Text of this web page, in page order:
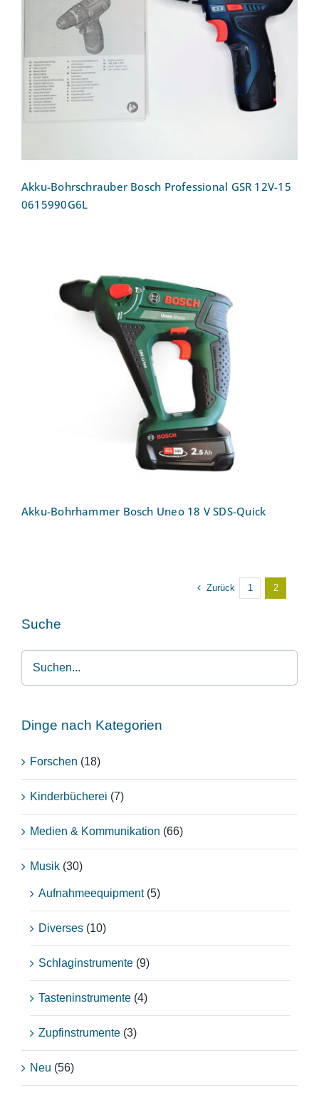
Akku-Bohrschrauber Bosch Professional
GSR 12V-15 0615990G6L
Akku-Bohrschrauber Bosch Professional GSR 12V-15
0615990G6L
Akku-Bohrhammer Bosch Uneo 18 V
SDS-Quick
Akku-Bohrhammer Bosch Uneo 18 V SDS-Quick
Zurück 1 2
Suche
Dinge nach Kategorien
Forschen (18)
Kinderbücherei (7)
Medien & Kommunikation (66)
Musik (30)
Aufnahmeequipment (5)
Diverses (10)
Schlaginstrumente (9)
Tasteninstrumente (4)
Zupfinstrumente (3)
Neu (56)